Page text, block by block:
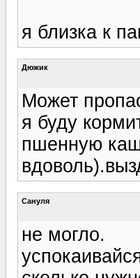
я близка к
Дюжик
Может
я буду
пшенную
Сануля
не могло.